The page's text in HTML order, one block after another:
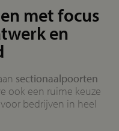
met focus
en
sectionaalpoorten
ook een ruime keuze
bedrijven in heel